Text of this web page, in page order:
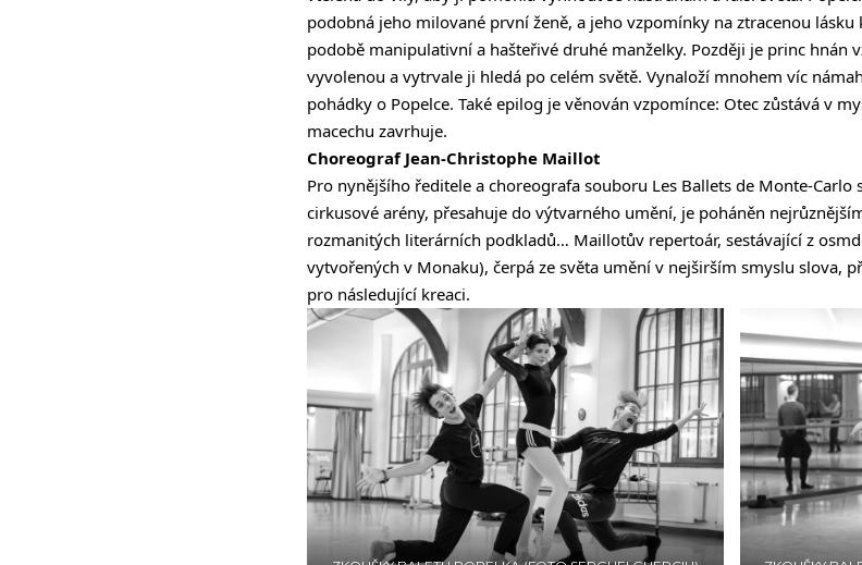
podobná jeho milované první ženě, a jeho vzpomínky na ztracenou
podobě manipulativní a hašteřivé druhé manželky. Později je princ hnán
vyvolenou a vytrvale ji hledá po celém světě. Vynaloží mnohem víc
pohádky o Popelce. Také epilog je věnován vzpomínce: Otec zůstává v
macechu zavrhuje.
Choreograf Jean-Christophe Maillot
Pro nynějšího ředitele a choreografa souboru Les Ballets de Monte-
cirkusové arény, přesahuje do výtvarného umění, je poháněn
rozmanitých literárních podkladů… Maillotův repertoár, sestávající z
vytvořených v Monaku), čerpá ze světa umění v nejširším smyslu slova,
pro následující kreaci.